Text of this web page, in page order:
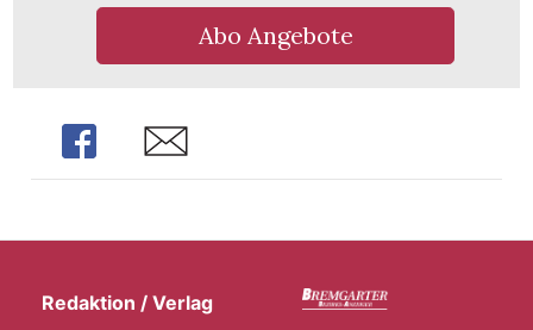
Abo Angebote
Share Share
Redaktion / Verlag